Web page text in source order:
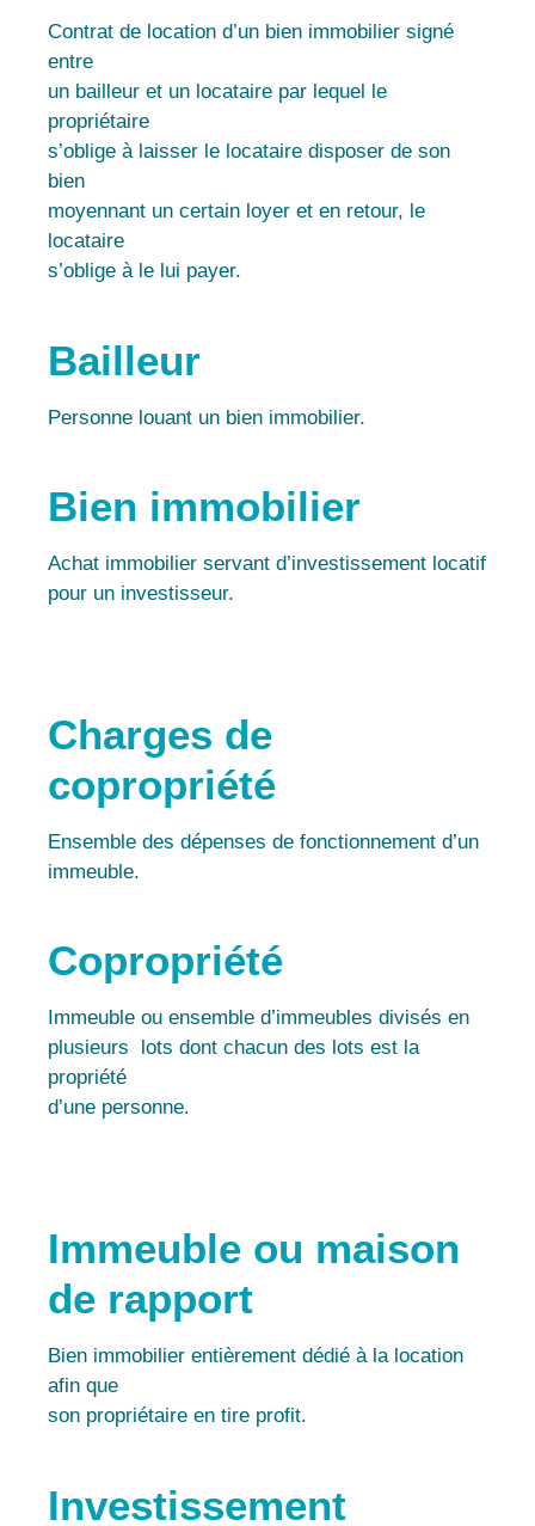
Contrat de location d’un bien immobilier signé
entre
un bailleur et un locataire par lequel le
propriétaire
s’oblige à laisser le locataire disposer de son
bien
moyennant un certain loyer et en retour, le
locataire
s’oblige à le lui payer.
Bailleur
Personne louant un bien immobilier.
Bien immobilier
Achat immobilier servant d’investissement locatif
pour un investisseur.
Charges de
copropriété
Ensemble des dépenses de fonctionnement d’un
immeuble.
Copropriété
Immeuble ou ensemble d’immeubles divisés en
plusieurs lots dont chacun des lots est la
propriété
d’une personne.
Immeuble ou maison
de rapport
Bien immobilier entièrement dédié à la location
afin que
son propriétaire en tire profit.
Investissement